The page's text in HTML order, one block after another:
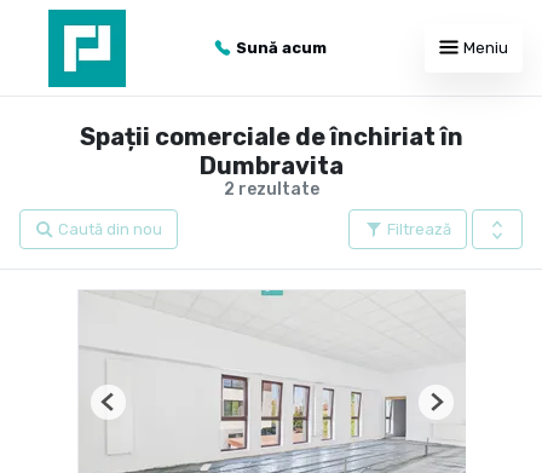
Sună acum Meniu
2 rezultate
Spații comerciale de închiriat în
Dumbravita
Filtrează
Caută din nou
Previous Next